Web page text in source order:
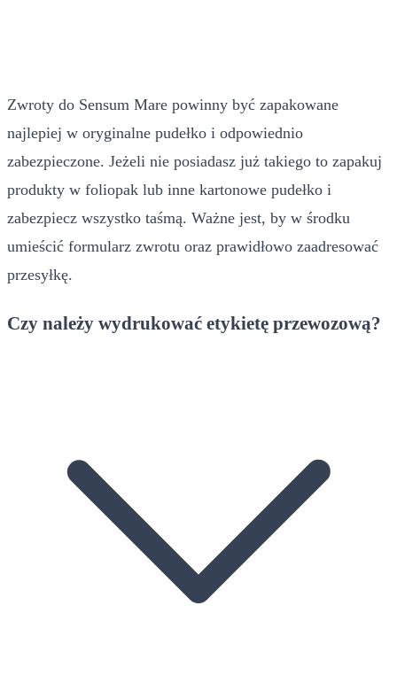
Zwroty do Sensum Mare powinny być zapakowane
najlepiej w oryginalne pudełko i odpowiednio
zabezpieczone. Jeżeli nie posiadasz już takiego to zapakuj
produkty w foliopak lub inne kartonowe pudełko i
zabezpiecz wszystko taśmą. Ważne jest, by w środku
umieścić formularz zwrotu oraz prawidłowo zaadresować
przesyłkę.
Czy należy wydrukować etykietę przewozową?